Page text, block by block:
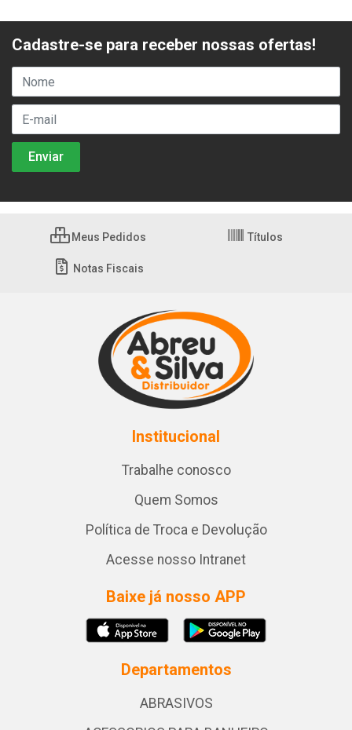
Cadastre-se para receber nossas ofertas!
Meus Pedidos Títulos
Notas Fiscais
Institucional
Trabalhe conosco
Quem Somos
Política de Troca e Devolução
Acesse nosso Intranet
Baixe já nosso APP
Departamentos
ABRASIVOS